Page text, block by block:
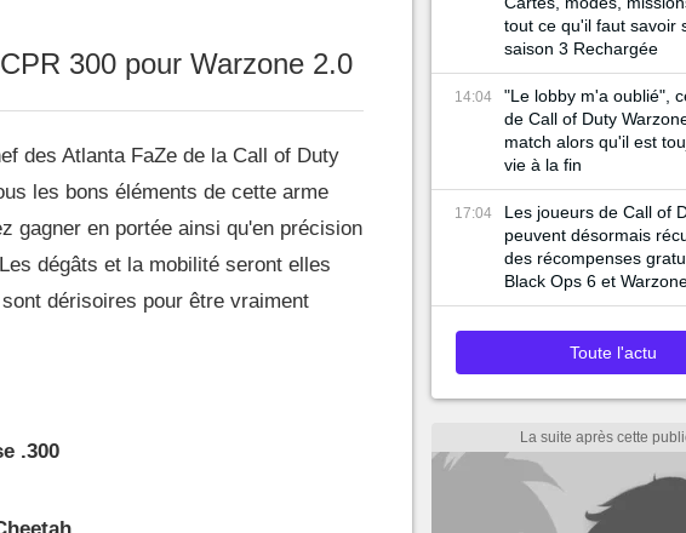
300 pour Warzone 2.0
des Atlanta FaZe de la Call of Duty
les bons éléments de cette arme
gagner en portée ainsi qu'en précision
dégâts et la mobilité seront elles
dérisoires pour être vraiment
.300
tout ce qu'il faut savoir
saison 3 Rechargée
14:04
"Le lobby m'a oublié",
de Call of Duty
match alors qu'il est
vie à la fin
17:04
Les joueurs de Call of
peuvent désormais
des récompenses
Black Ops 6 et
Toute l'actu